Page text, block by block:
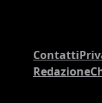
Contatti
Redazione